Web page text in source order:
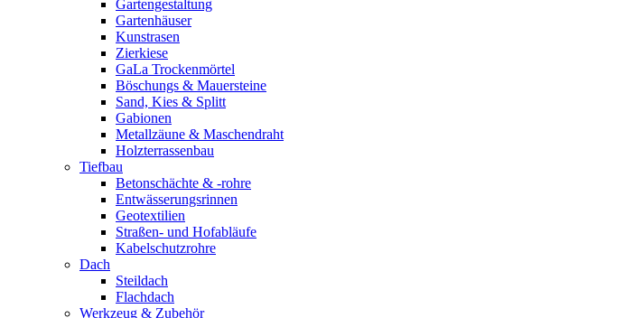
Gartengestaltung
Gartenhäuser
Kunstrasen
Zierkiese
GaLa Trockenmörtel
Böschungs & Mauersteine
Sand, Kies & Splitt
Gabionen
Metallzäune & Maschendraht
Holzterrassenbau
Tiefbau
Betonschächte & -rohre
Entwässerungsrinnen
Geotextilien
Straßen- und Hofabläufe
Kabelschutzrohre
Dach
Steildach
Flachdach
Werkzeug & Zubehör